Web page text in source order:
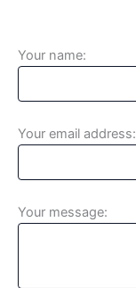
Your name:
Your email address:
Your message: